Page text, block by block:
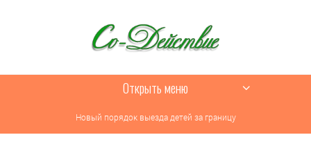
Открыть меню
Новый порядок выезда детей за границу